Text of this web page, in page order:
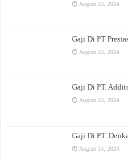
August 23, 2024
Gaji Di PT
August 23, 2024
Gaji Di PT.
August 23, 2024
Gaji Di PT.
August 23, 2024